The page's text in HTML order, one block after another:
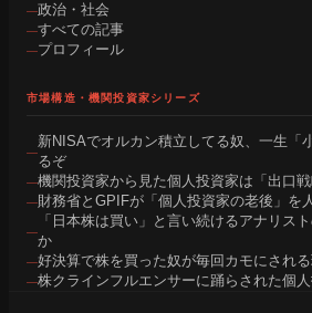
政治・社会
すべての記事
プロフィール
市場構造・機関投資家シリーズ
新NISAでオルカン積立してる奴、一生「
るぞ
機関投資家から見た個人投資家は「出口戦
財務省とGPIFが「個人投資家の老後」を
「日本株は買い」と言い続けるアナリス
か
好決算で株を買った奴が毎回カモにされ
株クラインフルエンサーに踊らされた個